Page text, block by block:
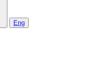
Eng